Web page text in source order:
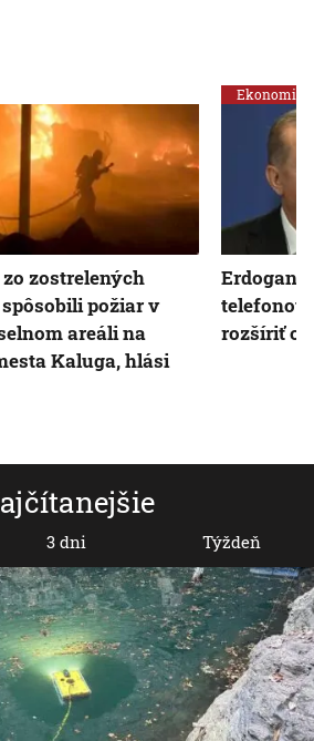
3 dni Týždeň
zostrelených
požiar v
areáli na
Kaluga, hlási
Ekonomika
Erdogan
rozšíriť